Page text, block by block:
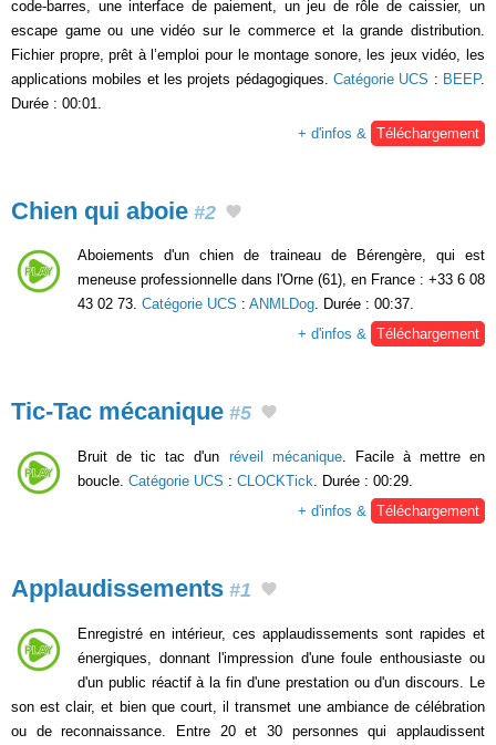
code-barres, une interface de paiement, un jeu de rôle de caissier, un
escape game ou une vidéo sur le commerce et la grande distribution.
Fichier propre, prêt à l’emploi pour le montage sonore, les jeux vidéo, les
applications mobiles et les projets pédagogiques. Catégorie UCS : BEEP.
Durée : 00:01.
+ d'infos &
Téléchargement
Chien qui aboie #2
Aboiements d'un chien de traineau de Bérengère, qui est
meneuse professionnelle dans l'Orne (61), en France : +33 6 08
43 02 73. Catégorie UCS : ANMLDog. Durée : 00:37.
+ d'infos & Téléchargement
Tic-Tac mécanique #5
Bruit de tic tac d'un réveil mécanique. Facile à mettre en
boucle. Catégorie UCS : CLOCKTick. Durée : 00:29.
+ d'infos & Téléchargement
Applaudissements #1
Enregistré en intérieur, ces applaudissements sont rapides et
énergiques, donnant l'impression d'une foule enthousiaste ou
d'un public réactif à la fin d'une prestation ou d'un discours. Le
son est clair, et bien que court, il transmet une ambiance de célébration
ou de reconnaissance. Entre 20 et 30 personnes qui applaudissent